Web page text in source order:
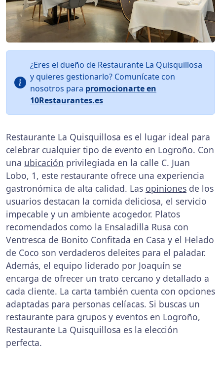
¿Eres el dueño de Restaurante La Quisquillosa
y quieres gestionarlo? Comunícate con
nosotros para promocionarte en
10Restaurantes.es
Restaurante La Quisquillosa es el lugar ideal para
celebrar cualquier tipo de evento en Logroño. Con
una ubicación privilegiada en la calle C. Juan
Lobo, 1, este restaurante ofrece una experiencia
gastronómica de alta calidad. Las opiniones de los
usuarios destacan la comida deliciosa, el servicio
impecable y un ambiente acogedor. Platos
recomendados como la Ensaladilla Rusa con
Ventresca de Bonito Confitada en Casa y el Helado
de Coco son verdaderos deleites para el paladar.
Además, el equipo liderado por Joaquín se
encarga de ofrecer un trato cercano y detallado a
cada cliente. La carta también cuenta con opciones
adaptadas para personas celíacas. Si buscas un
restaurante para grupos y eventos en Logroño,
Restaurante La Quisquillosa es la elección
perfecta.